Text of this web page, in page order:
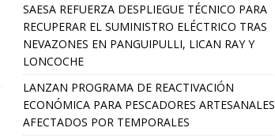
SAESA REFUERZA DESPLIEGUE TÉCNICO PARA
RECUPERAR EL SUMINISTRO ELÉCTRICO TRAS
NEVAZONES EN PANGUIPULLI, LICAN RAY Y
LONCOCHE
LANZAN PROGRAMA DE REACTIVACIÓN
ECONÓMICA PARA PESCADORES ARTESANALES
AFECTADOS POR TEMPORALES